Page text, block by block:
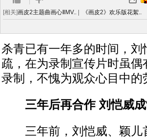
[相关]画皮2主题曲画心ⅡMV.. 《画皮2》欢乐版花絮..
杀青已有一年多的时间，
疏，在为录制宣传片时虽
录制，不愧为观众心目中的
三年后再合作 刘恺威成
三年前，刘恺威、颖儿